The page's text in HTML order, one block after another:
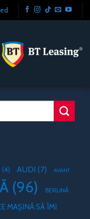
(4) AUDI (7) AVANT
(96) BERLINĂ
MAȘINĂ SĂ ÎMI